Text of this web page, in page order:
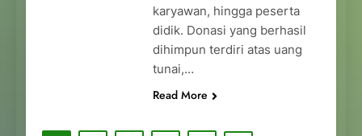
karyawan, hingga peserta
didik. Donasi yang berhasil
dihimpun terdiri atas uang
tunai,…
Read More